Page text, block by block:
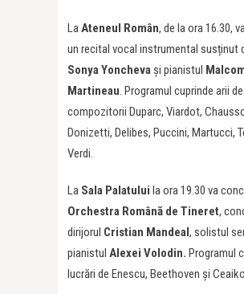
LaAteneul Român, de la ora 16.30,
un recital vocal instrumental susținut
Sonya Yoncheva și pianistul
Martineau. Programul cuprinde arii de
compozitorii Duparc, Viardot,
Donizetti, Delibes, Puccini, Martucci,
Verdi.
La Sala Palatului la ora 19.30 va
Orchestra Română de Tineret,
dirijorul Cristian Mandeal, solistul
pianistul Alexei Volodin. Programul
lucrări de Enescu, Beethoven și